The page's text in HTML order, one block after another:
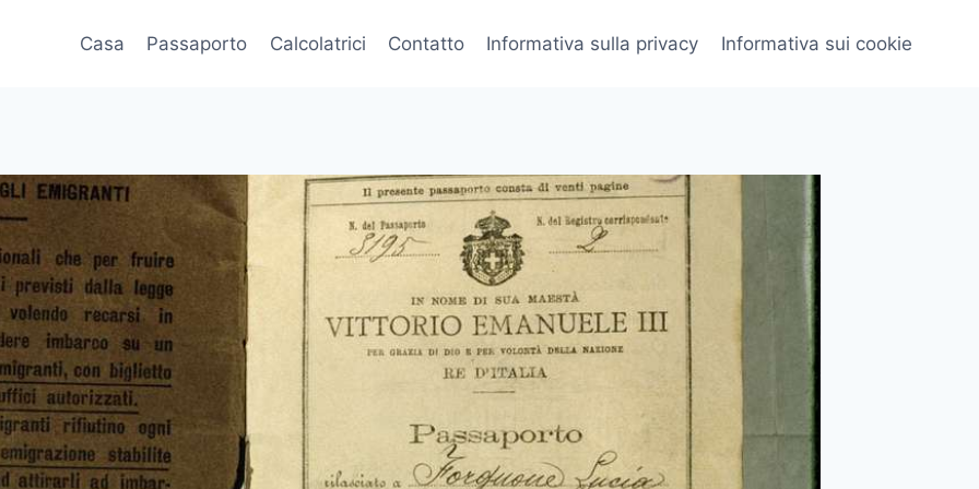
Casa Passaporto Calcolatrici Contatto Informativa sulla privacy Informativa sui cookie